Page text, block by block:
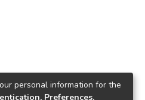
personal information for the
Preferences,